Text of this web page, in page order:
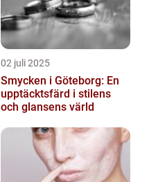
02 juli 2025
Smycken i Göteborg: En
upptäcktsfärd i stilens
och glansens värld